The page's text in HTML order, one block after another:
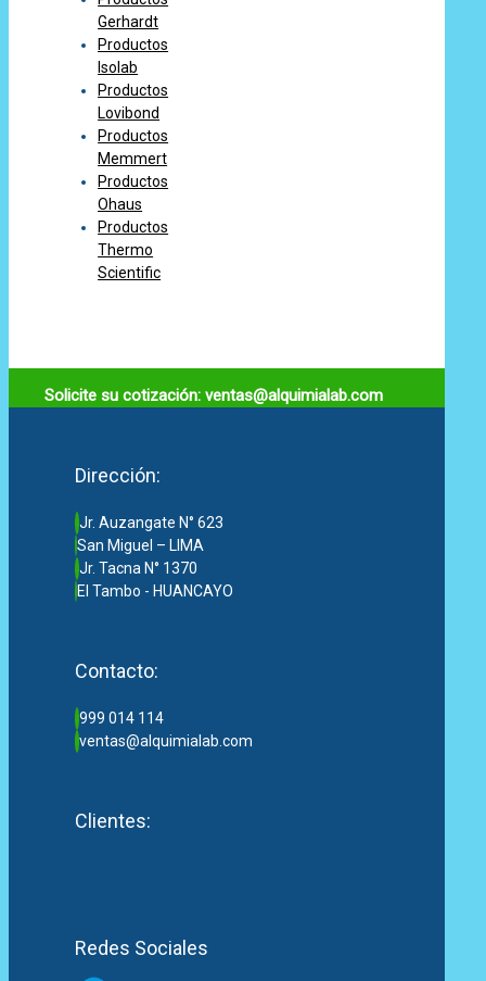
Gerhardt
Productos
Isolab
Productos
Lovibond
Productos
Memmert
Productos
Ohaus
Productos
Thermo
Scientific
Solicite su cotización: ventas@alquimialab.com
Dirección:
Jr. Auzangate N° 623
San Miguel – LIMA
Jr. Tacna N° 1370
El Tambo - HUANCAYO
Contacto:
999 014 114
ventas@alquimialab.com
Clientes:
Redes Sociales